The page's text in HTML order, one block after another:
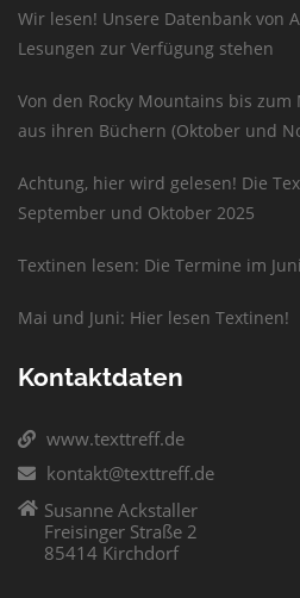
Wir lesen! Unsere Datenbank von
Lesungen zur Verfügung stehen
Von den Rocky Mountains bis
aus ihren Büchern (Oktober und
Achtung, hier wird gelesen! Die
September und Oktober 2025
Textinen lesen: Die Termine im
Mai und Juni: Hier lesen Textinen!
Kontaktdaten
www.texttreff.de
kontakt@texttreff.de
Susanne Ackstaller
Freisinger Straße 2
85414 Kirchdorf